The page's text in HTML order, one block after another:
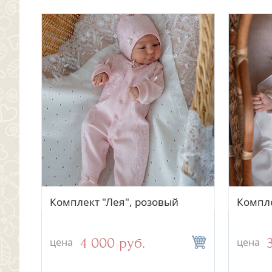
Быстрый просмотр
Комплект "Лея", розовый
цена 4 000 руб. цена
Быстрый просмотр
Трикотажный комбинезон
Ландыш (без чепчика)
цена 1 500 руб. цена